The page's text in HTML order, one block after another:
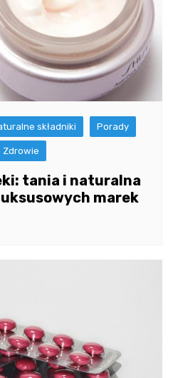
składniki Porady
Zdrowie
tania i naturalna
marek